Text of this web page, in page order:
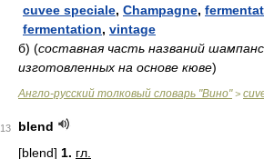
cuvee speciale, Champagne,
fermentation, vintage
б) (составная часть названий
изготовленных на основе кюве)
Англо-русский толковый словарь "Вино">
13
blend
[blend] 1. гл.